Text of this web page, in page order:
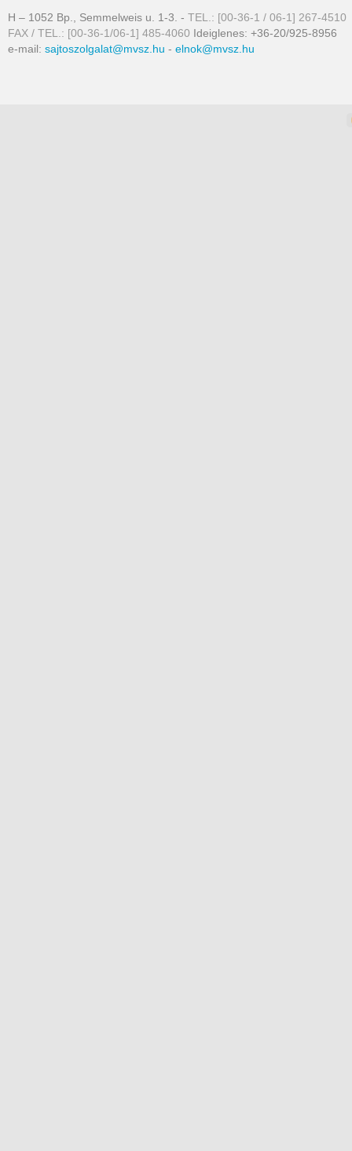
H – 1052 Bp., Semmelweis u. 1-3. - TEL.: [00-36-1 / 06-1] 267-4510
FAX / TEL.: [00-36-1/06-1] 485-4060 Ideiglenes: +36-20/925-8956
e-mail: sajtoszolgalat@mvsz.hu - elnok@mvsz.hu